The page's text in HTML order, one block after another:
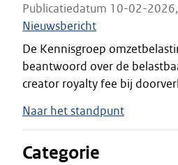
Publicatiedatum 10-02-
Nieuwsbericht
De Kennisgroep
beantwoord over de
creator royalty fee bij
Naar het standpunt
Categorie